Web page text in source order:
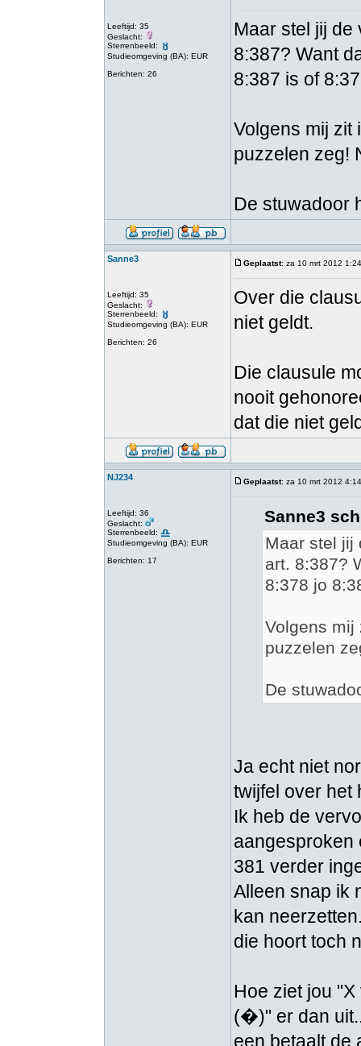
Leeftijd: 35
Geslacht:
Sterrenbeeld:
Studieomgeving (BA): EUR
Berichten: 26
Maar stel jij
8:387? Want
8:387 is of
Volgens mij zit
puzzelen zeg!
De stuwadoor
Sanne3
Leeftijd: 35
Geslacht:
Sterrenbeeld:
Studieomgeving (BA): EUR
Berichten: 26
Geplaatst: za 10 mrt 2012 1:24
Over die
niet geldt.
Die clausule
nooit
dat die niet
NJ234
Leeftijd: 36
Geslacht:
Sterrenbeeld:
Studieomgeving (BA): EUR
Berichten: 17
Geplaatst: za 10 mrt 2012 4:14
Sanne3
Maar stel jij
art. 8:387?
8:378 jo
Volgens mij
puzzelen
De
Ja echt niet
twijfel over het
Ik heb de
aangesproken
381 verder
Alleen snap ik
kan
die hoort toch
Hoe ziet jou
(�)" er dan
een betaalt de